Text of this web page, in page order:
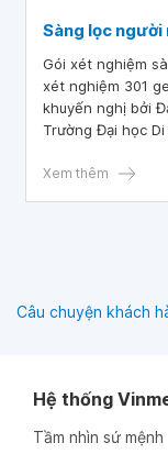
Sàng lọc
Gói xét nghiệm
xét nghiệm 301
khuyến nghị bởi
Trường Đại học
Xem thêm
Câu chuyện khách
Hệ thống
Tầm nhìn sứ mệnh